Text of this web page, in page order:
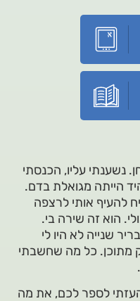
נשענתי עליו, הכנסתי
הייתה מגואלת בדם.
להעיף אותי לרצפה
הוא זה שירה בי.
שנייה לא היו לי
מתוכן. כל מה שחשבתי
לספר לכם, את מה